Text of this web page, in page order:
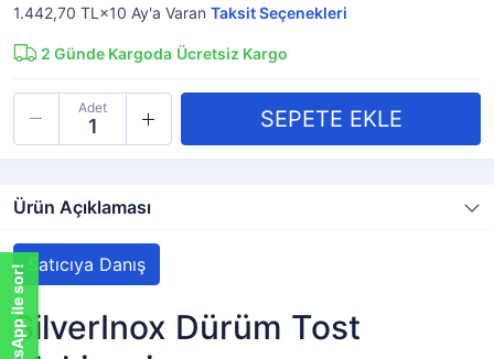
1.442,70 TL×10 Ay'a Varan Taksit Seçenekleri
2 Günde Kargoda Ücretsiz Kargo
Adet
Ürün Açıklaması
Satıcıya Danış
SilverInox Dürüm Tost
WhatsApp ile sor!